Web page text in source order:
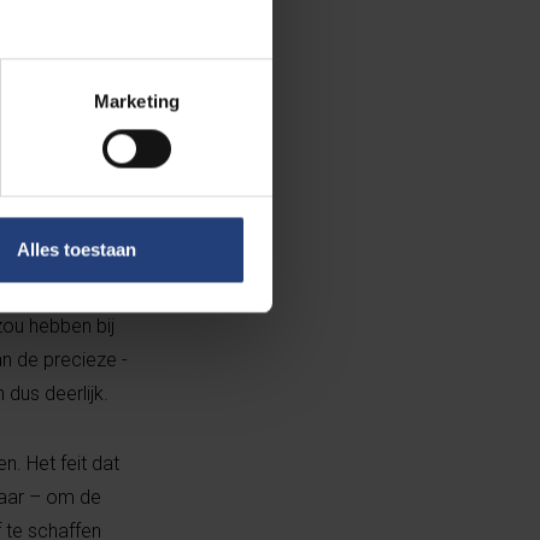
Marketing
Alles toestaan
de opkomst 55
naar
halen als bij
gemotiveerd
hebben bij
de precieze
deerlijk.
Het feit dat
– om de
te schaffen